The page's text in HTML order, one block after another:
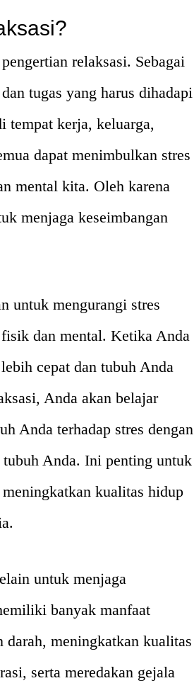
relaksasi. Sebagai
tugas yang harus dihadapi
tempat kerja, keluarga,
dapat menimbulkan stres
mental kita. Oleh karena
menjaga keseimbangan
untuk mengurangi stres
dan mental. Ketika Anda
cepat dan tubuh Anda
Anda akan belajar
Anda terhadap stres dengan
tubuh Anda. Ini penting untuk
kualitas hidup
untuk menjaga
banyak manfaat
darah, meningkatkan kualitas
serta meredakan gejala